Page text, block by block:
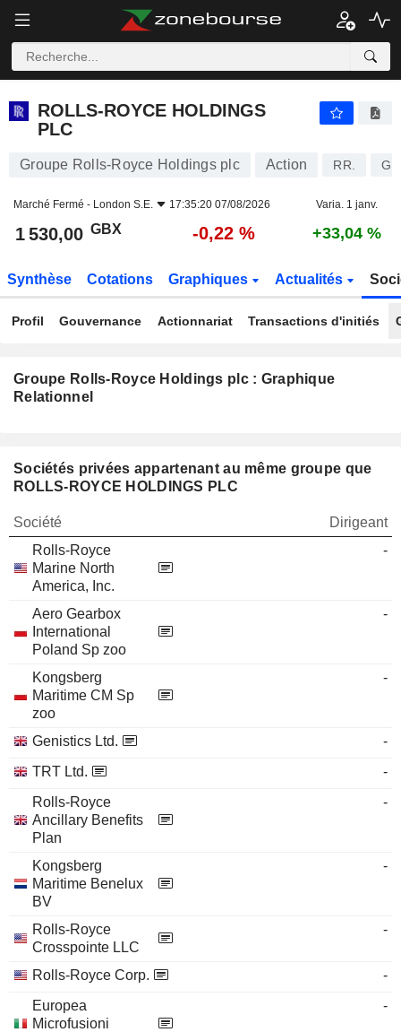
ROLLS-ROYCE HOLDINGS
PLC
Groupe Rolls-Royce Holdings plc Action RR.
Marché Fermé - London S.E. 17:35:20 07/08/2026 Varia. 1 janv.
1 530,00 GBX -0,22 % +33,04 %
Synthèse Cotations Graphiques Actualités
Profil Gouvernance Actionnariat Transactions d'initiés
Groupe Rolls-Royce Holdings plc : Graphique
Relationnel
Sociétés privées appartenant au même groupe que
ROLLS-ROYCE HOLDINGS PLC
Société
Dirigeant
Rolls-Royce
Marine North
America, Inc.
-
Aero Gearbox
International
Poland Sp zoo
-
Kongsberg
Maritime CM Sp
zoo
-
Genistics Ltd.
-
TRT Ltd.
-
Rolls-Royce
Ancillary Benefits
Plan
-
Kongsberg
Maritime Benelux
BV
-
Rolls-Royce
Crosspointe LLC
-
Rolls-Royce Corp.
-
Europea
Microfusioni
-